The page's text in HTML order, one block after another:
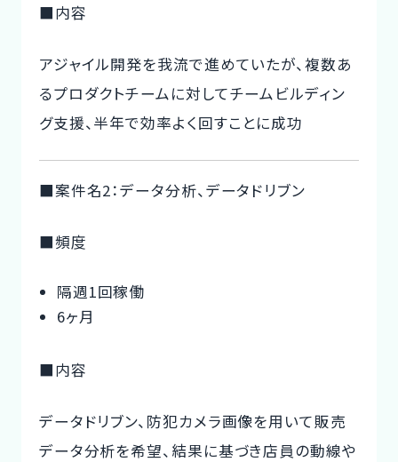
■内容
アジャイル開発を我流で進めていたが、複数あ
るプロダクトチームに対してチームビルディン
グ支援、半年で効率よく回すことに成功
■案件名2：データ分析、データドリブン
■頻度
隔週1回稼働
6ヶ月
■内容
データドリブン、防犯カメラ画像を用いて販売
データ分析を希望、結果に基づき店員の動線や